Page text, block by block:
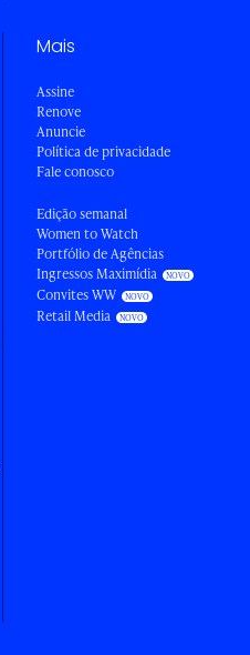
Mais
Assine
Renove
Anuncie
Política de privacidade
Fale conosco
Edição semanal
Women to Watch
Portfólio de Agências
Ingressos Maximídia
Convites WW
Retail Media